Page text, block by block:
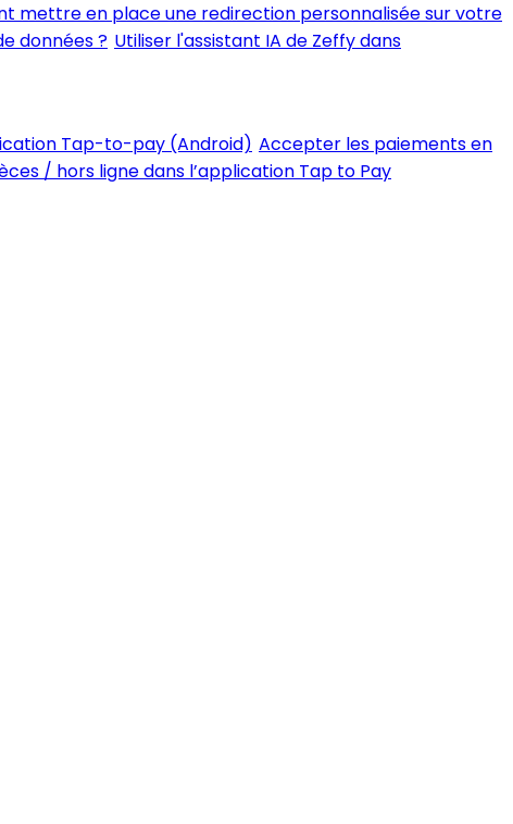
mettre en place une redirection personnalisée sur votre
données ? Utiliser l'assistant IA de Zeffy dans
Tap-to-pay (Android) Accepter les paiements en
/ hors ligne dans l’application Tap to Pay